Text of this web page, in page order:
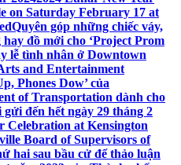
on Saturday February 17 at
Quyên góp những chiếc váy,
đồ mới cho ‘Project Prom
lễ tình nhân ở Downtown
and Entertainment
Phones Dow’ của
of Transportation dành cho
đến hết ngày 29 tháng 2
Celebration at Kensington
Board of Supervisors of
hai sau bầu cử để thảo luận